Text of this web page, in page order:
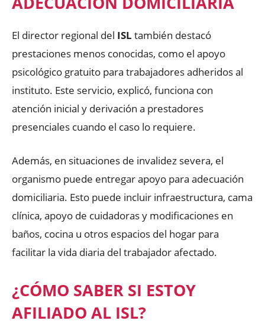
El director regional del ISL también destacó
prestaciones menos conocidas, como el apoyo
psicológico gratuito para trabajadores adheridos al
instituto. Este servicio, explicó, funciona con
atención inicial y derivación a prestadores
presenciales cuando el caso lo requiere.
Además, en situaciones de invalidez severa, el
organismo puede entregar apoyo para adecuación
domiciliaria. Esto puede incluir infraestructura, cama
clínica, apoyo de cuidadoras y modificaciones en
baños, cocina u otros espacios del hogar para
facilitar la vida diaria del trabajador afectado.
¿CÓMO SABER SI ESTOY
AFILIADO AL ISL?